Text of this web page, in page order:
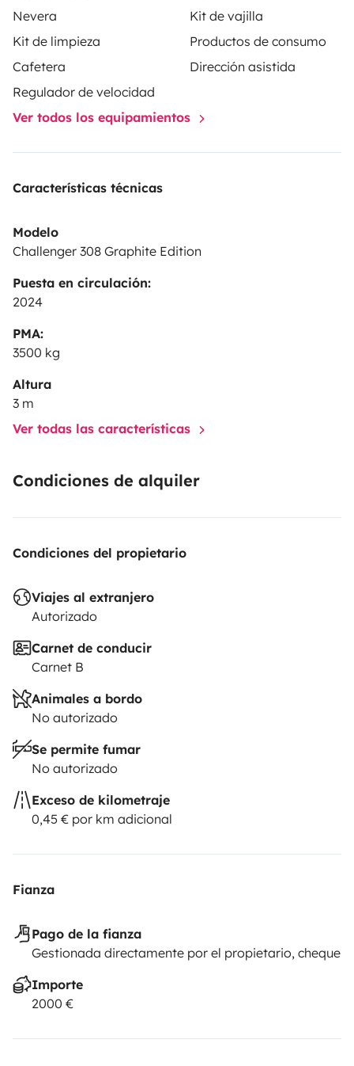
Nevera
Kit de vajilla
Kit de limpieza
Productos de consumo
Cafetera
Dirección asistida
Regulador de velocidad
Ver todos los equipamientos
Características técnicas
Modelo
Challenger 308 Graphite Edition
Puesta en circulación:
2024
PMA:
3500 kg
Altura
3 m
Ver todas las características
Condiciones de alquiler
Condiciones del propietario
Viajes al extranjero
Autorizado
Carnet de conducir
Carnet B
Animales a bordo
No autorizado
Se permite fumar
No autorizado
Exceso de kilometraje
0,45 € por km adicional
Fianza
Pago de la fianza
Gestionada directamente por el propietario, cheque
Importe
2000 €